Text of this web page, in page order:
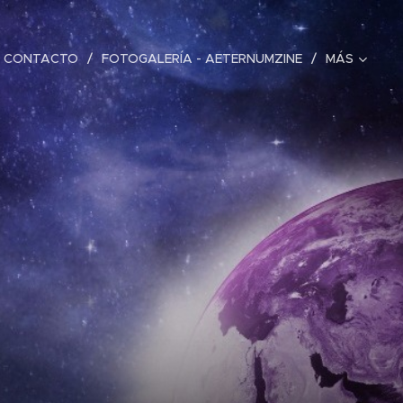
CONTACTO FOTOGALERÍA - AETERNUMZINE MÁS